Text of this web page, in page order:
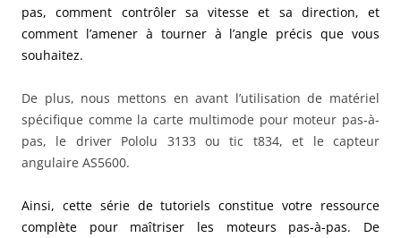
pas, comment contrôler sa vitesse et sa direction, et
comment l’amener à tourner à l’angle précis que vous
souhaitez.
De plus, nous mettons en avant l’utilisation de matériel
spécifique comme la carte multimode pour moteur pas-à-
pas, le driver Pololu 3133 ou tic t834, et le capteur
angulaire AS5600.
Ainsi, cette série de tutoriels constitue votre ressource
complète pour maîtriser les moteurs pas-à-pas. De